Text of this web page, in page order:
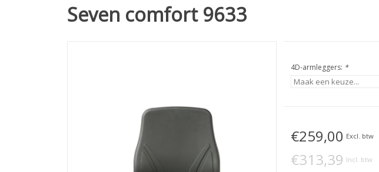
Seven comfort 9633
4D-armleggers: *
€259,00 Excl. btw
€313,39 Incl. btw